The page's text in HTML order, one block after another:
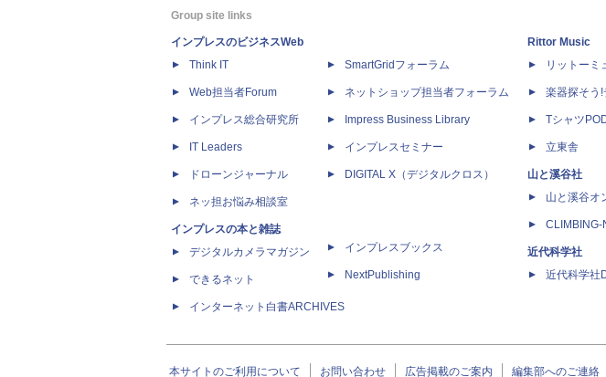
Group site links
インプレスのビジネスWeb
Think IT
Web担当者Forum
インプレス総合研究所
IT Leaders
ドローンジャーナル
ネッ担お悩み相談室
インプレスの本と雑誌
デジタルカメラマガジン
できるネット
インターネット白書ARCHIVES
SmartGridフォーラム
ネットショップ担当者フォーラム
Impress Business Library
インプレスセミナー
DIGITAL X（デジタルクロス）
インプレスブックス
NextPublishing
Rittor Music
リットーミ
楽器探そう!
Tシャツ
立東舎
山と溪谷社
山と溪谷オ
CLIMBING-
近代科学社
近代科学社
本サイトのご利用について お問い合わせ 広告掲載のご案内 編集部へのご連絡